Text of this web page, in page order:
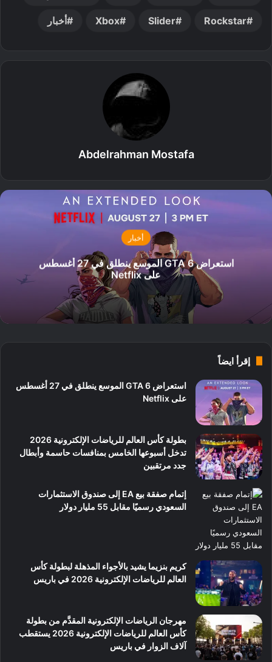
Rockstar
Slider
Xbox أخبار
Abdelrahman Mostafa
أخبار
استعراض GTA 6 الموسع ينطلق في 27 أغسطس
على Netflix
إقرأ ايضاً
استعراض GTA 6 الموسع ينطلق في 27 أغسطس
على Netflix
بطولة كأس العالم للرياضات الإلكترونية 2026
تدخل أسبوعها الخامس بمنافسات حاسمة وأبطال
جدد مرتقبين
إتمام صفقة بيع EA إلى صندوق الاستثمارات
السعودي رسميًا مقابل 55 مليار دولار
كريم بنزيما يشيد بالأجواء المذهلة لبطولة كأس
العالم للرياضات الإلكترونية 2026 في باريس
مهرجان الرياضات الإلكترونية المقدَّم من بطولة
كأس العالم للرياضات الإلكترونية 2026 يستقطب
آلاف الزوار في باريس